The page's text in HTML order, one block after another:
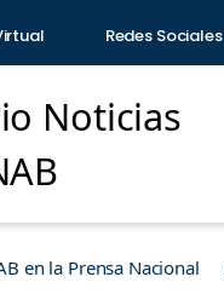
Redes Sociales
Noticias
en la Prensa Nacional